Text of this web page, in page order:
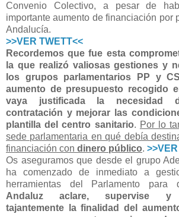
Convenio Colectivo, a pesar de
importante aumento de financiación por
Andalucía.
>>VER TWETT<<
Recordemos que fue esta
la que realizó valiosas gestiones y
los grupos parlamentarios PP y
aumento de presupuesto recogido
vaya justificada la necesidad
contratación y mejorar las
plantilla del centro sanitario. Por lo
sede parlamentaria en qué debía
financiación con dinero público.
Os aseguramos que desde el grupo
ha comenzado de inmediato a
herramientas del Parlamento
Andaluz aclare, supervise
tajantemente la finalidad del